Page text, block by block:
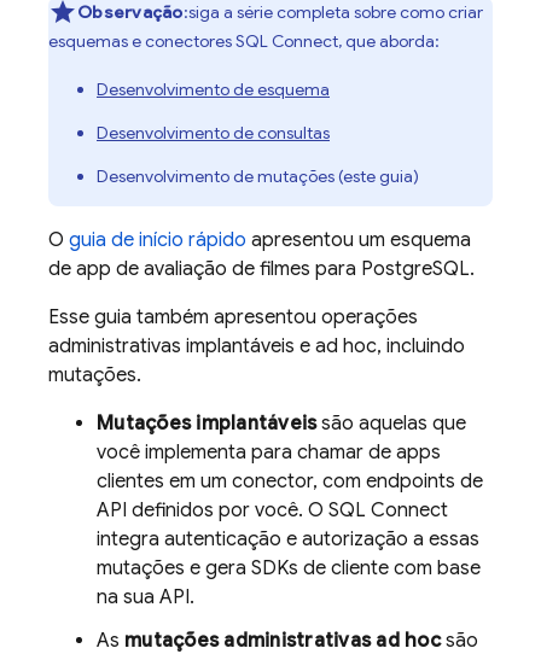
Observação:siga a série completa sobre como criar
esquemas e conectoresSQL Connect, que aborda:
Desenvolvimento de esquema
Desenvolvimento de consultas
Desenvolvimento de mutações (este guia)
O guia de início rápido apresentou um esquema
de app de avaliação de filmes para PostgreSQL.
Esse guia também apresentou operações
administrativas implantáveis e ad hoc, incluindo
mutações.
Mutações implantáveissão aquelas que
você implementa para chamar de apps
clientes em um conector, com endpoints de
API definidos por você. O SQL Connect
integra autenticação e autorização a essas
mutações e gera SDKs de cliente com base
na sua API.
As mutações administrativas ad hocsão